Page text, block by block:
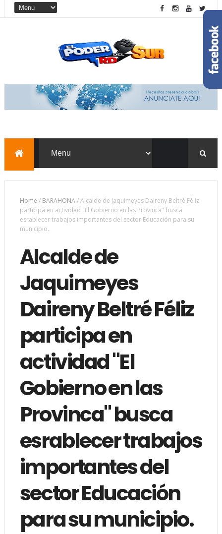
Home / BARAHONA/Alcalde de Jaquimeyes Daireny Beltré Féliz
participa en actividad "El Gobierno en las Provinca" busca
esrablecer trabajos importantes del sector Educación para su
municipio.
Alcalde de
Jaquimeyes
Daireny Beltré Féliz
participa en
actividad "El
Gobierno en las
Provinca" busca
esrablecer trabajos
importantes del
sector Educación
para su municipio.